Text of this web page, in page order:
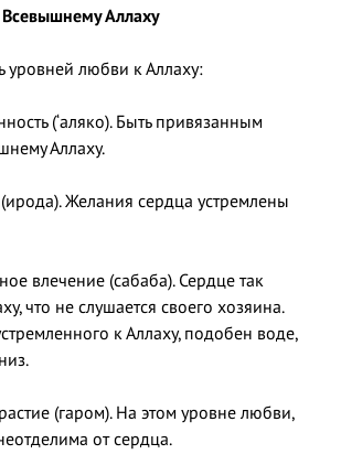
Аллаху
уровней любви к Аллаху:
(‘аляко). Быть привязанным
Аллаху.
Желания сердца устремлены
влечение (сабаба). Сердце так
что не слушается своего хозяина.
к Аллаху, подобен воде,
(гаром). На этом уровне любви,
от сердца.